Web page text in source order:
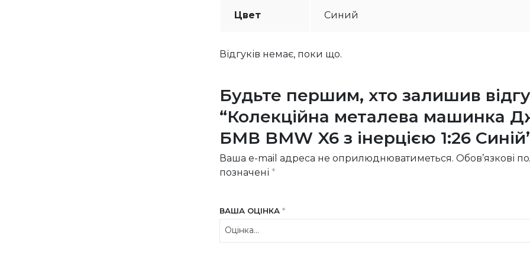
Цвет Синий
Відгуків немає, поки що.
Будьте першим, хто залишив
“Колекційна металева машинка
БМВ BMW X6 з інерцією 1:26
Ваша e-mail адреса не оприлюднюватиметься. Обов’язкові
позначені *
ВАША ОЦІНКА *